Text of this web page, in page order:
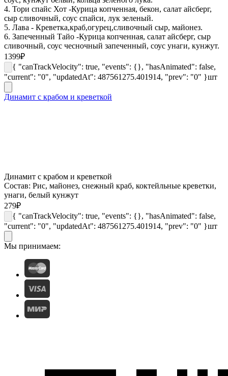
4. Тори спайс Хот -Курица копченная, бекон, салат айсберг,
сыр сливочный, соус спайси, лук зеленый.
5. Лава - Креветка,краб,огурец,сливочный сыр, майонез.
6. Запеченный Тайо -Курица копченная, салат айсберг, сыр
сливочный, соус чесночный запеченный, соус унаги, кунжут.
1399₽
{ "canTrackVelocity": true, "events": {}, "hasAnimated": false,
"current": "0", "updatedAt": 487561275.401914, "prev": "0" }шт
Динамит с крабом и креветкой
Динамит с крабом и креветкой
Состав: Рис, майонез, снежный краб, коктейльные креветки,
унаги, белый кунжут
279₽
{ "canTrackVelocity": true, "events": {}, "hasAnimated": false,
"current": "0", "updatedAt": 487561275.401914, "prev": "0" }шт
Мы принимаем: